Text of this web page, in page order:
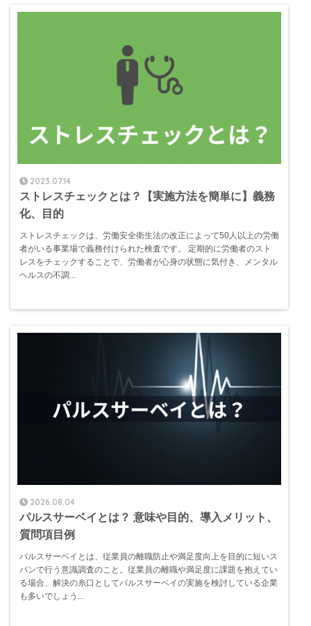
2023.07.14
ストレスチェックとは？【実施方法を簡単に】義務
化、目的
ストレスチェックは、労働安全衛生法の改正によって50人以上の労働
者がいる事業場で義務付けられた検査です。 定期的に労働者のスト
レスをチェックすることで、労働者が心身の状態に気付き、メンタル
ヘルスの不調...
2026.08.04
パルスサーベイとは？ 意味や目的、導入メリット、
質問項目例
パルスサーベイとは、従業員の離職防止や満足度向上を目的に短いス
パンで行う意識調査のこと。従業員の離職や満足度に課題を抱えてい
る場合、解決の糸口としてパルスサーベイの実施を検討している企業
も多いでしょう...